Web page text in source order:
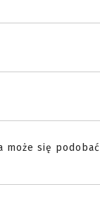
może się